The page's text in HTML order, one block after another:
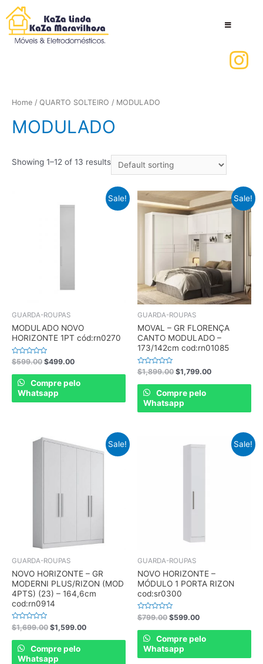
Home / QUARTO SOLTEIRO / MODULADO
MODULADO
Showing 1–12 of 13 results
Sale!
GUARDA-ROUPAS
MODULADO NOVO
HORIZONTE 1PT cód:rn0270
Rated
0
out
$599.00 $499.00
Compre pelo
Whatsapp
Sale!
GUARDA-ROUPAS
MOVAL – GR FLORENÇA
CANTO MODULADO –
173/142cm cod:rn01085
Rated
0
out
$1,899.00 $1,799.00
Compre pelo
Whatsapp
Sale!
GUARDA-ROUPAS
NOVO HORIZONTE – GR
MODERNI PLUS/RIZON (MOD
4PTS) (23) – 164,6cm
cod:rn0914
Rated
0
out
$1,699.00 $1,599.00
Compre pelo
Whatsapp
Sale!
GUARDA-ROUPAS
NOVO HORIZONTE –
MÓDULO 1 PORTA RIZON
cod:sr0300
Rated
0
out
$799.00 $599.00
Compre pelo
Whatsapp